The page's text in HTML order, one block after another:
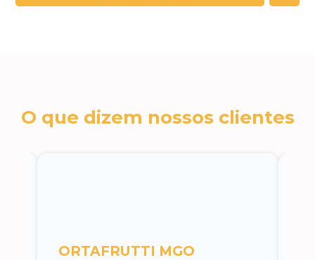
O que dizem nossos clientes
ORTAFRUTTI MGO